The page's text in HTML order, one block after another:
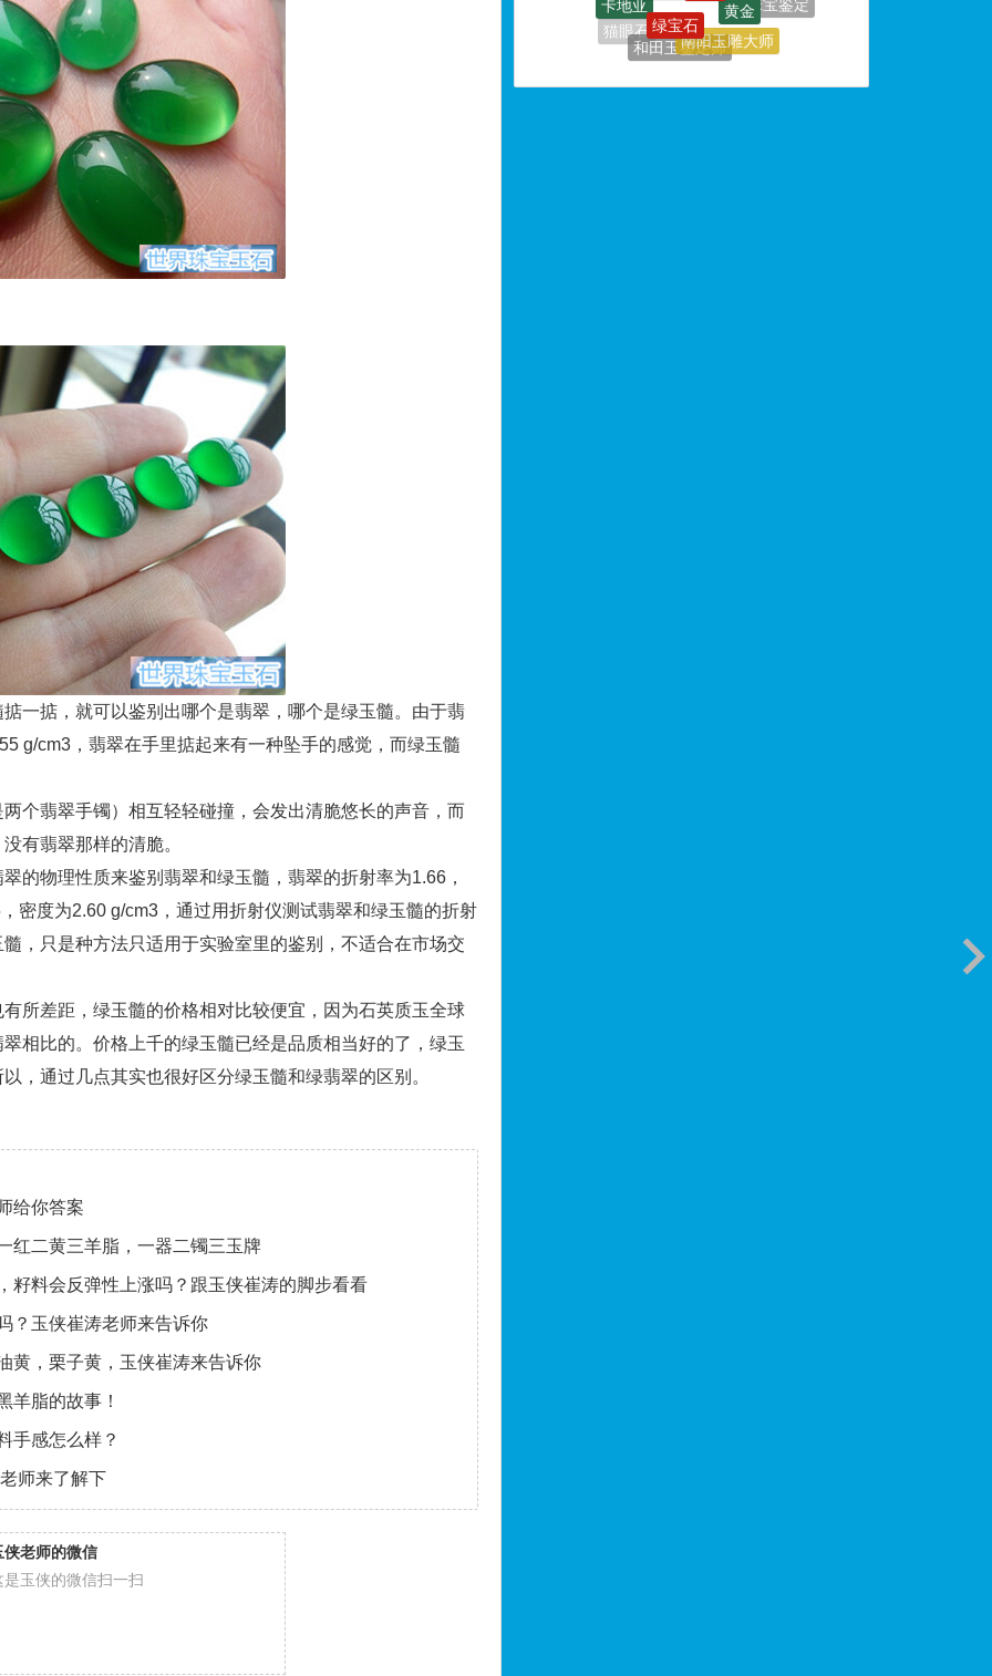
掂，就可以鉴别出哪个是翡翠，哪个是绿玉髓。由于翡
g/cm3，翡翠在手里掂起来有一种坠手的感觉，而绿玉髓
翡翠手镯）相互轻轻碰撞，会发出清脆悠长的声音，而
有翡翠那样的清脆。
物理性质来鉴别翡翠和绿玉髓，翡翠的折射率为1.66，
密度为2.60 g/cm3，通过用折射仪测试翡翠和绿玉髓的折射
，只是种方法只适用于实验室里的鉴别，不适合在市场交
差距，绿玉髓的价格相对比较便宜，因为石英质玉全球
相比的。价格上千的绿玉髓已经是品质相当好的了，绿玉
，通过几点其实也很好区分绿玉髓和绿翡翠的区别。
给你答案
红二黄三羊脂，一器二镯三玉牌
籽料会反弹性上涨吗？跟玉侠崔涛的脚步看看
？玉侠崔涛老师来告诉你
黄，栗子黄，玉侠崔涛来告诉你
羊脂的故事！
手感怎么样？
师来了解下
侠老师的微信
是玉侠的微信扫一扫
绿松石
金饰
摩根石
碧玉
猫眼石 南阳玉雕大师
和田玉鉴定师